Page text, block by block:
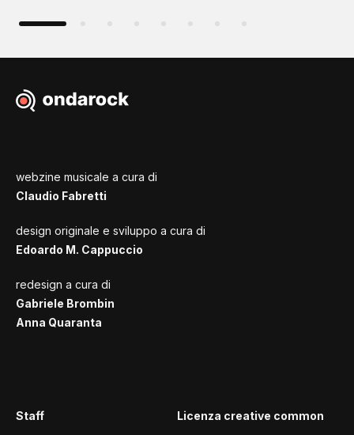
webzine musicale a cura di
Claudio Fabretti
design originale e sviluppo a cura di
Edoardo M. Cappuccio
redesign a cura di
Gabriele Brombin
Anna Quaranta
Staff Licenza creative common